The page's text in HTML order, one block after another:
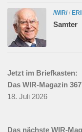
/WIR/ /
Samter
Jetzt im Briefkasten:
Das WIR-Magazin 367
18. Juli 2026
Das nächste WIR-